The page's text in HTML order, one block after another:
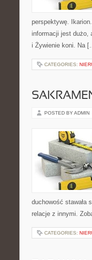
perspektywę.
informacji jest dużo,
i Żywienie koni. Na
CATEGORIES:
POSTED BY ADMIN
duchowość stawała
relacje z innymi.
CATEGORIES: